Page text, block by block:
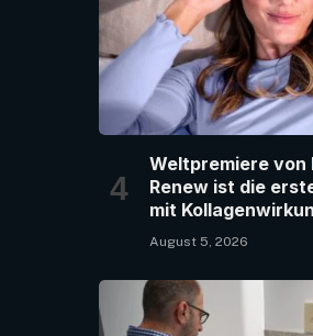
Weltpremiere von
Renew ist die
mit
August 5, 2026